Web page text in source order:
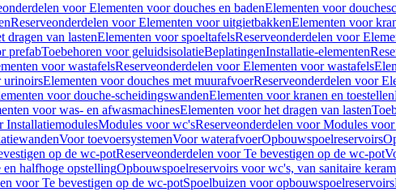
voor Elementen voor douches en badenElementen voor
Reserveonderdelen voor Elementen voor uitgietbakkenElementen voor
dragen van lastenElementen voor spoeltafelsReserveonderdelen voor
prefabToebehoren voor geluidsisolatieBeplatingenInstallatie-elementen
voor wastafelsReserveonderdelen voor Elementen voor wastafels
urinoirsElementen voor douches met muurafvoerReserveonderdelen voor
voor douche-scheidingswandenElementen voor kranen en toestellen
voor was- en afwasmachinesElementen voor het dragen van lasten
InstallatiemodulesModules voor wc'sReserveonderdelen voor Modules
Voor toevoersystemenVoor waterafvoerOpbouwspoelreservoirs
op de wc-potReserveonderdelen voor Te bevestigen op de wc-pot
en halfhoge opstellingOpbouwspoelreservoirs voor wc's, van sanitaire
voor Te bevestigen op de wc-potSpoelbuizen voor opbouwspoelreservoirs